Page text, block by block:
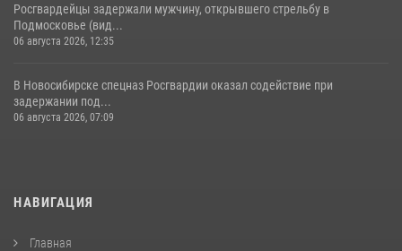
Росгвардейцы задержали мужчину, открывшего стрельбу в
Подмосковье (вид...
06 августа 2026, 12:35
В Новосибирске спецназ Росгвардии оказал содействие при
задержании под...
06 августа 2026, 07:09
НАВИГАЦИЯ
Главная